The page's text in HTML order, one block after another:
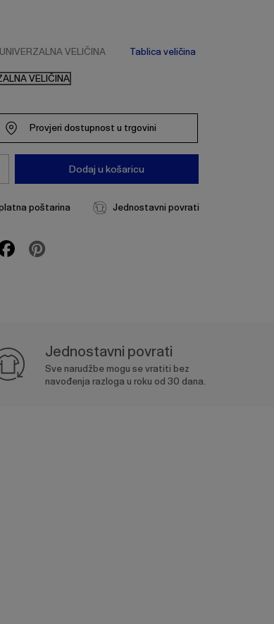
UNIVERZALNA VELIČINA Tablica veličina
VELIČINA
Provjeri dostupnost u trgovini
Dodaj u košaricu
poštarina Jednostavni povrati
Jednostavni povrati
Sve narudžbe mogu se vratiti bez
navođenja razloga u roku od 30 dana.